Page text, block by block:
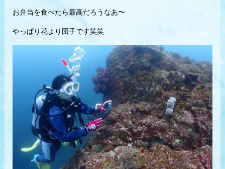
お弁当を食べたら最高だろうなあ〜
やっぱり花より団子です笑笑